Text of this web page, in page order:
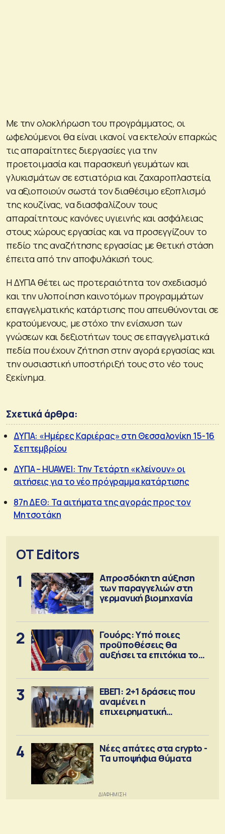
Με την ολοκλήρωση του προγράμματος, οι
ωφελούμενοι θα είναι ικανοί να εκτελούν επαρκώς
τις απαραίτητες διεργασίες για την
προετοιμασία και παρασκευή γευμάτων και
γλυκισμάτων σε εστιατόρια και ζαχαροπλαστεία,
να αξιοποιούν σωστά τον διαθέσιμο εξοπλισμό
της κουζίνας, να διασφαλίζουν τους
απαραίτητους κανόνες υγιεινής και ασφάλειας
στους χώρους εργασίας και να προσεγγίζουν το
πεδίο της αναζήτησης εργασίας με θετική στάση
έπειτα από την αποφυλάκισή τους.
Η ΔΥΠΑ θέτει ως προτεραιότητα τον σχεδιασμό
και την υλοποίηση καινοτόμων προγραμμάτων
επαγγελματικής κατάρτισης που απευθύνονται σε
κρατούμενους, με στόχο την ενίσχυση των
γνώσεων και δεξιοτήτων τους σε επαγγελματικά
πεδία που έχουν ζήτηση στην αγορά εργασίας και
την ουσιαστική υποστήριξή τους στο νέο τους
ξεκίνημα.
Σχετικά άρθρα:
ΔΥΠΑ: «Ημέρες Καριέρας» στη Θεσσαλονίκη 15-16
Σεπτεμβρίου
ΔΥΠΑ – HUAWEI: Την Τετάρτη «κλείνουν» οι
αιτήσεις για το νέο πρόγραμμα κατάρτισης
87η ΔΕΘ: Τα αιτήματα της αγοράς προς τον
Μητσοτάκη
OT Editors
1
Απροσδόκητη αύξηση
των παραγγελιών στη
γερμανική βιομηχανία
2
Γουόρς: Υπό ποιες
προϋποθέσεις θα
αυξήσει τα επιτόκια τον
3
ΕΒΕΠ: 2+1 δράσεις που
αναμένει η
επιχειρηματική
4
Νέες απάτες στα crypto -
Τα υποψήφια θύματα